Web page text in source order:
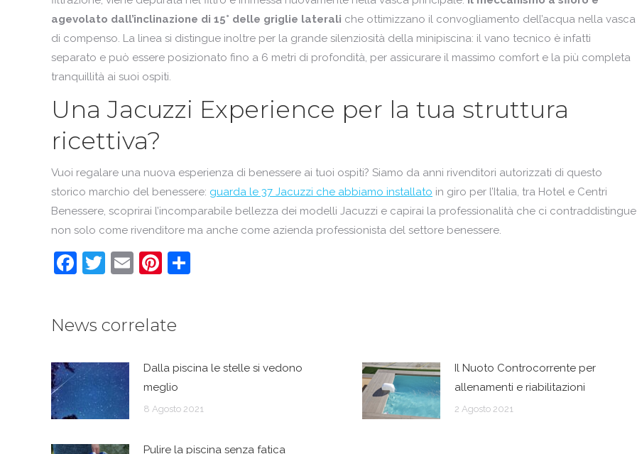
agevolato dall’inclinazione di 15° delle griglie laterali che ottimizzano il convogliamento dell’acqua nella vasca
di compenso. La linea si distingue inoltre per la grande silenziosità della minipiscina: il vano tecnico è infatti
separato e può essere posizionato fino a 6 metri di profondità, per assicurare il massimo comfort e la più completa
tranquillità ai suoi ospiti.
Una Jacuzzi Experience per la tua struttura
ricettiva?
Vuoi regalare una nuova esperienza di benessere ai tuoi ospiti? Siamo da anni rivenditori autorizzati di questo
storico marchio del benessere: guarda le 37 Jacuzzi che abbiamo installato in giro per l’Italia, tra Hotel e Centri
Benessere, scoprirai l’incomparabile bellezza dei modelli Jacuzzi e capirai la professionalità che ci contraddistingue
non solo come rivenditore ma anche come azienda professionista del settore benessere.
Facebook
Twitter
EmailPinterest
News correlate
Dalla piscina le stelle si vedono
meglio
8 Agosto 2021
Il Nuoto Controcorrente per
allenamenti e riabilitazioni
2 Agosto 2021
Pulire la piscina senza fatica